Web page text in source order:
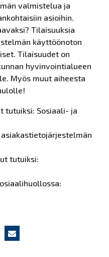
valmistelua ja
asioihin.
Tilaisuuksia
käyttöönoton
Tilaisuudet on
hyvinvointialueen
Myös muut aiheesta
tutuiksi: Sosiaali- ja
tutuiksi: